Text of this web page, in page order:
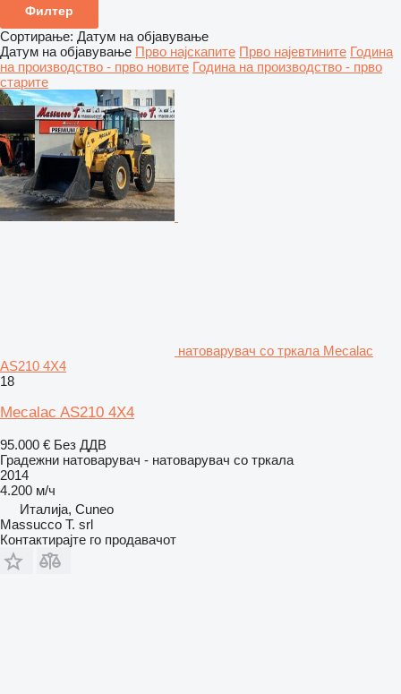
Филтер
Сортирање: Датум на објавување
Датум на објавување Прво најскапите Прво најевтините Година
на производство - прво новите Година на производство - прво
старите
натоварувач со тркала Mecalac
AS210 4X4
18
Mecalac AS210 4X4
95.000 € Без ДДВ
Градежни натоварувач - натоварувач со тркала
2014
4.200 м/ч
Италија, Cuneo
Massucco T. srl
Контактирајте го продавачот